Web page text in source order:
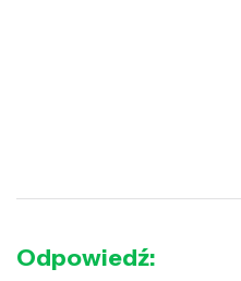
Odpowiedź: